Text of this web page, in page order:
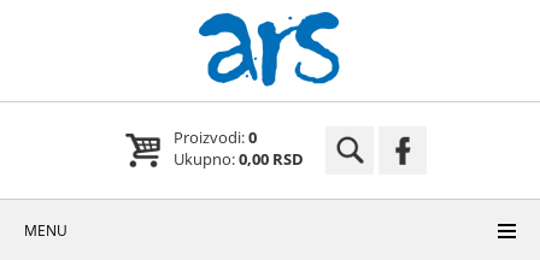
Proizvodi:0
Ukupno:0,00 RSD
MENU